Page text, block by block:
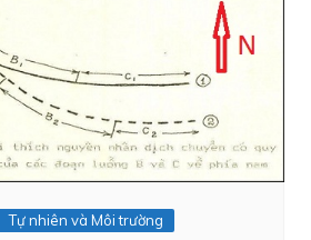
Tự nhiên và Môi trường